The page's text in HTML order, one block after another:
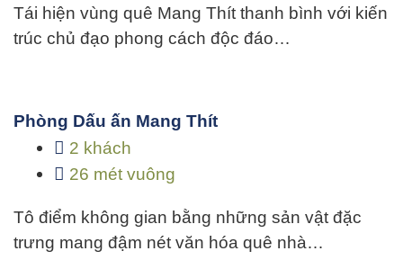
Tái hiện vùng quê Mang Thít thanh bình với kiến
trúc chủ đạo phong cách độc đáo…
Phòng Dấu ấn Mang Thít
2 khách
26 mét vuông
Tô điểm không gian bằng những sản vật đặc
trưng mang đậm nét văn hóa quê nhà…